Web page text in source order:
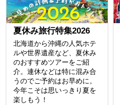
夏休み旅行特集2026
北海道から沖縄の人気ホテ
ルや世界遺産など、夏休み
のおすすめツアーをご紹
介。連休などは特に混み合
うのでご予約はお早めに。
今年こそは思いっきり夏を
楽しもう！